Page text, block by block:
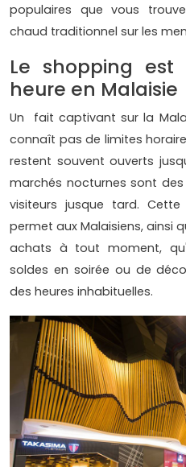
populaires que vous
chaud traditionnel sur les
Le shopping
heure en Malaisie
Un fait captivant sur la
connaît pas de limites
restent souvent ouverts
marchés nocturnes sont
visiteurs jusque tard.
permet aux Malaisiens, ainsi
achats à tout moment,
soldes en soirée ou de
des heures inhabituelles.